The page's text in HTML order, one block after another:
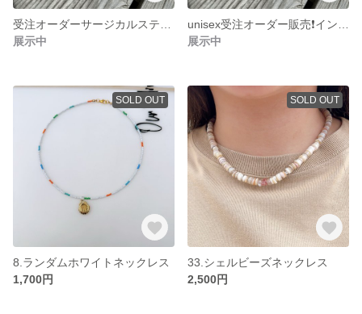
展示中
展示中
SOLD OUT
8.ランダムホワイトネックレス
1,700円
SOLD OUT
33.シェルビーズネックレス
2,500円